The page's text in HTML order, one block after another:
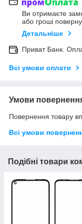
Ви отримаєте
або гроші
Детальніше
Приват Банк.
Всі умови оплати
Умови
Повернення товару
Всі умови
Подібні товари